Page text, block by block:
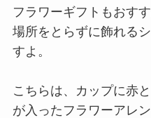
フラワーギフトもおす
場所をとらずに飾れる
すよ。
こちらは、カップに赤
が入ったフラワーアレン